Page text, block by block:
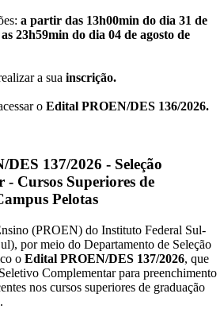
a partir das 13h00min do dia 31 de
23h59min do dia 04 de agosto de
a sua inscrição.
o Edital PROEN/DES 136/2026.
137/2026 - Seleção
- Cursos Superiores de
Pelotas
(PROEN) do Instituto Federal Sul-
por meio do Departamento de Seleção
o Edital PROEN/DES 137/2026, que
Complementar para preenchimento
nos cursos superiores de graduação